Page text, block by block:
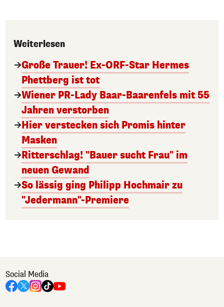
Weiterlesen
Große Trauer! Ex-ORF-Star Hermes
Phettberg ist tot
Wiener PR-Lady Baar-Baarenfels mit 55
Jahren verstorben
Hier verstecken sich Promis hinter
Masken
Ritterschlag! "Bauer sucht Frau" im
neuen Gewand
So lässig ging Philipp Hochmair zu
"Jedermann"-Premiere
Social Media